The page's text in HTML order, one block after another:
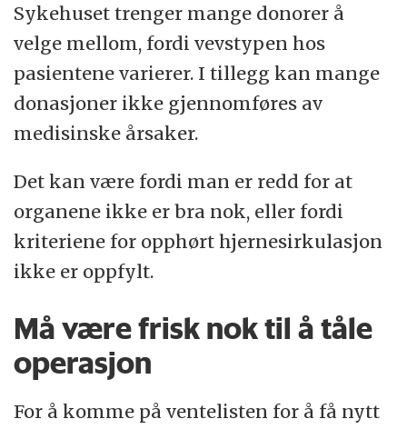
Sykehuset trenger mange donorer å
velge mellom, fordi vevstypen hos
pasientene varierer. I tillegg kan mange
donasjoner ikke gjennomføres av
medisinske årsaker.
Det kan være fordi man er redd for at
organene ikke er bra nok, eller fordi
kriteriene for opphørt hjernesirkulasjon
ikke er oppfylt.
Må være frisk nok til å tåle
operasjon
For å komme på ventelisten for å få nytt